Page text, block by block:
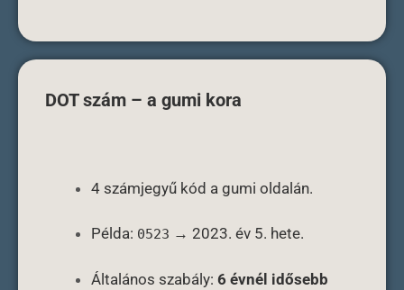
DOT szám – a gumi kora
4 számjegyű kód a gumi oldalán.
Példa: 0523 → 2023. év 5. hete.
Általános szabály: 6 évnél idősebb